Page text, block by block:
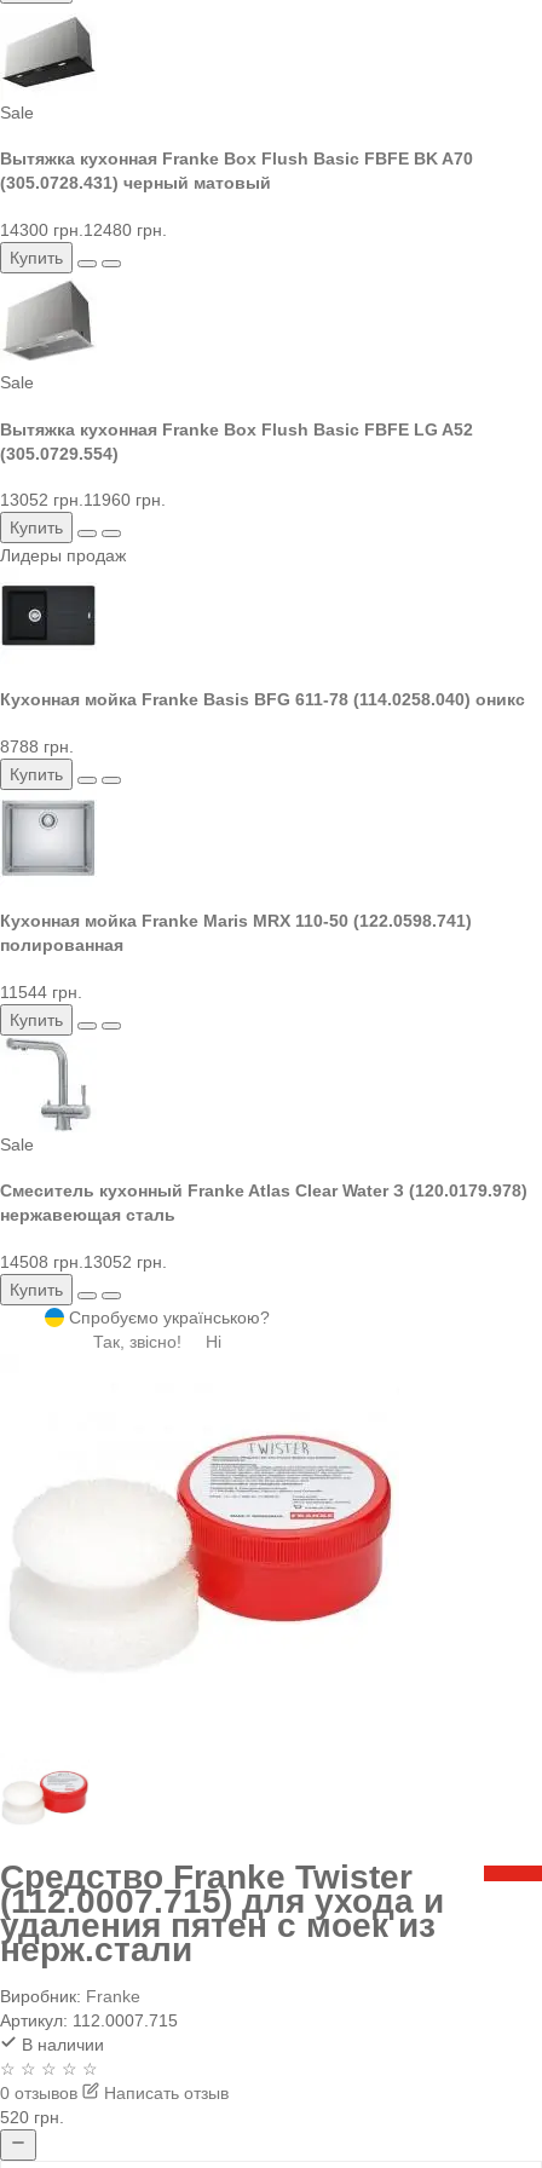
Sale
Вытяжка кухонная Franke Box Flush Basic FBFE BK A70
(305.0728.431) черный матовый
14300 грн. 12480 грн.
Купить
Sale
Вытяжка кухонная Franke Box Flush Basic FBFE LG A52
(305.0729.554)
13052 грн.11960 грн.
Купить
Лидеры продаж
Кухонная мойка Franke Basis BFG 611-78 (114.0258.040) оникс
8788 грн.
Купить
Кухонная мойка Franke Maris MRX 110-50 (122.0598.741)
полированная
11544 грн.
Купить
Sale
Смеситель кухонный Franke Atlas Clear Water З (120.0179.978)
нержавеющая сталь
14508 грн. 13052 грн.
Купить
Спробуємо українською?
Так, звісно!
Ні
Средство Franke Twister
(112.0007.715) для ухода и
удаления пятен с моек из
нерж.стали
Виробник: Franke
Артикул: 112.0007.715
В наличии
☆ ☆ ☆ ☆ ☆
0 отзывов
Написать отзыв
520 грн.